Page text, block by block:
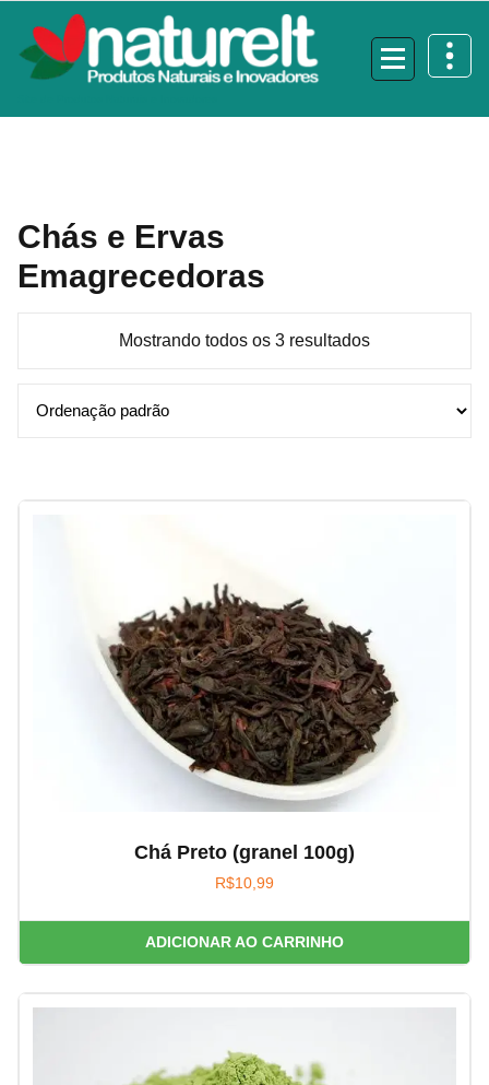
para
Chás e Ervas
Emagrecedoras
Mostrando todos os 3 resultados
Chá Preto (granel 100g)
R$10,99
ADICIONAR AO CARRINHO